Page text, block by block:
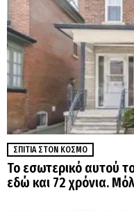
ΣΠΊΤΙΑ ΣΤΟΝ ΚΌΣΜΟ
Το εσωτερικό αυτού
εδώ και 72 χρόνια.